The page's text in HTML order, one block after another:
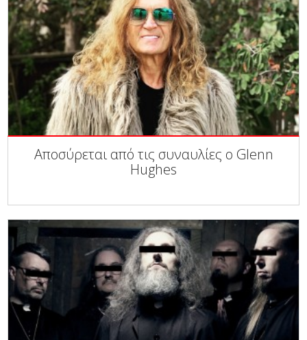
Αποσύρεται από τις συναυλίες ο Glenn
Hughes